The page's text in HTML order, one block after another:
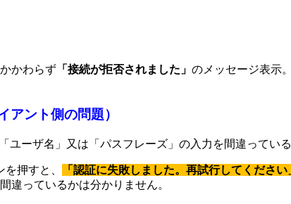
かわらず 「接続が拒否されました」 のメッセージ表示
アント側の問題）
ーザ名」又は「パスフレーズ」の入力を間違っている
押すと、 「認証に失敗しました。再試行してください
違っているかは分かりません。